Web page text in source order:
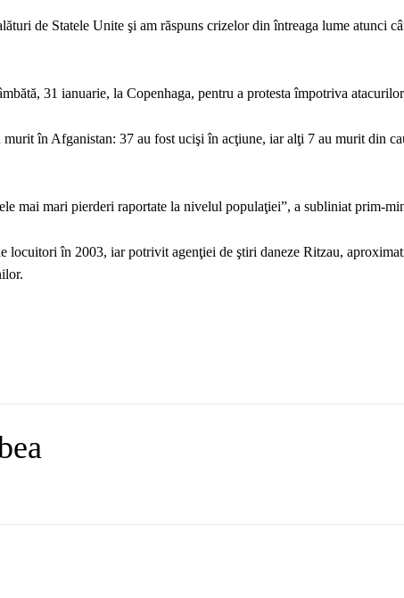
de Statele Unite şi am răspuns crizelor din întreaga lume atunci
31 ianuarie, la Copenhaga, pentru a protesta împotriva
în Afganistan: 37 au fost ucişi în acţiune, iar alţi 7 au murit din
mai mari pierderi raportate la nivelul populaţiei”, a subliniat prim-
locuitori în 2003, iar potrivit agenţiei de ştiri daneze Ritzau,